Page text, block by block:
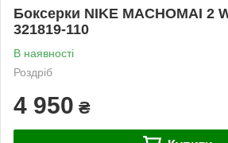
Боксерки NIKE MACHOMAI 2
321819-110
В наявності
Роздріб
4 950 ₴